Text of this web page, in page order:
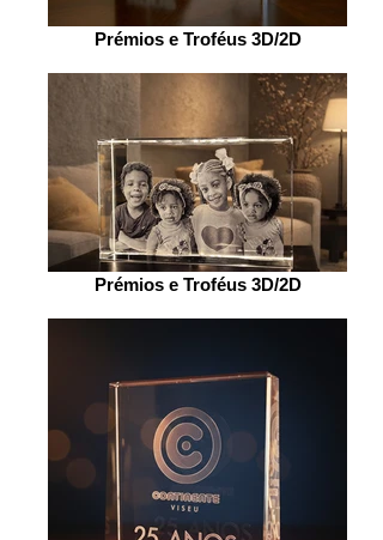
Prémios e Troféus 3D/2D
Prémios e Troféus 3D/2D